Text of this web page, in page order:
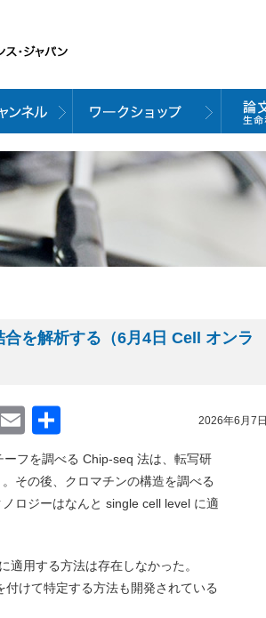
を解析する（6月4日 Cell オンラ
2026年6月7日
Email
有
フを調べる Chip-seq 法は、転写研
その後、クロマチンの構造を調べる
ロジーはなんと single cell level に適
用する方法は存在しなかった。
けて特定する方法も開発されている